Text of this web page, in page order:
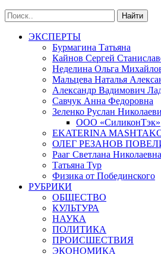
ЭКСПЕРТЫ
Бурмагина Татьяна
Кайнов Сергей
Неделина Ольга
Мальцева Наталья
Александр Вадимович
Савчук Анна Федоровна
Зеленко Руслан
ООО «СиликонТэк»
EKATERINA
ОЛЕГ РЕЗАНОВ
Рааг Светлана Николаевна
Татьяна Тур
Физика от Побединского
РУБРИКИ
ОБЩЕСТВО
КУЛЬТУРА
НАУКА
ПОЛИТИКА
ПРОИСШЕСТВИЯ
ЭКОНОМИКА